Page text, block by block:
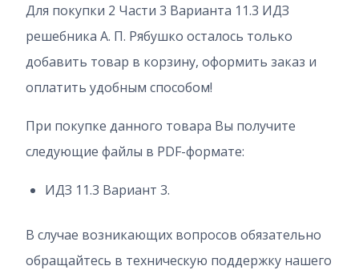
Для покупки 2 Части 3 Варианта 11.3 ИДЗ
решебника А. П. Рябушко осталось только
добавить товар в корзину, оформить заказ и
оплатить удобным способом!
При покупке данного товара Вы получите
следующие файлы в PDF-формате:
ИДЗ 11.3 Вариант 3.
В случае возникающих вопросов обязательно
обращайтесь в техническую поддержку нашего